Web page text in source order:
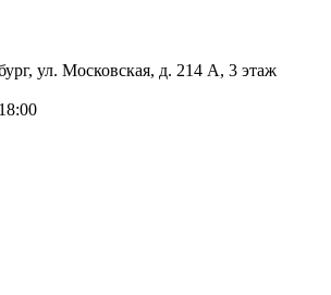
ул. Московская, д. 214 А, 3 этаж